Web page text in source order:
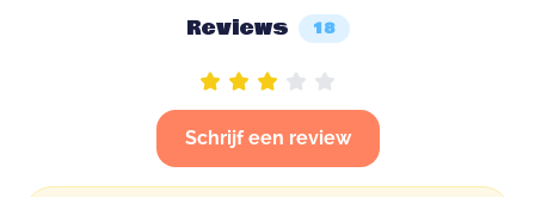
Reviews 18
Schrijf een review